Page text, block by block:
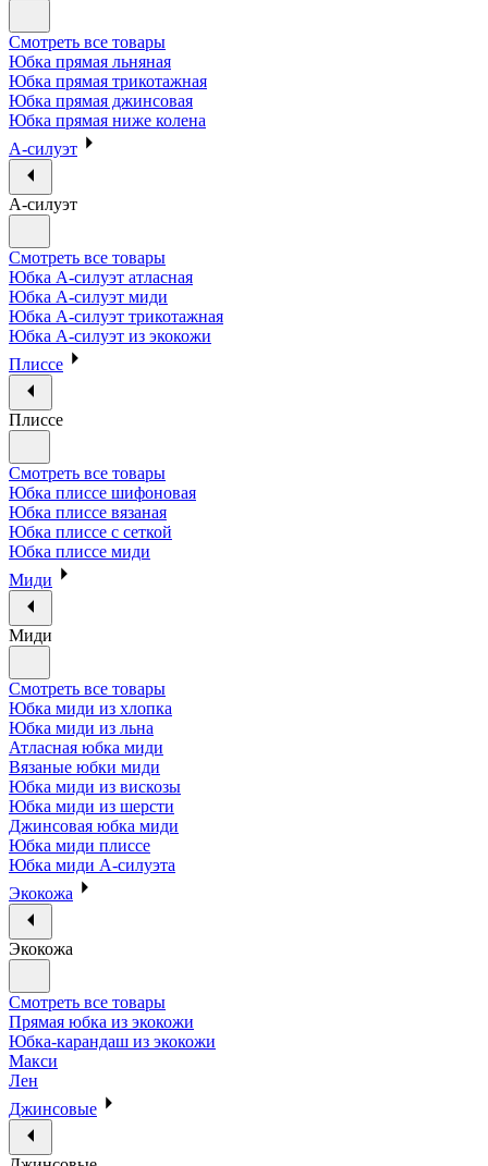
Смотреть все товары
Юбка прямая льняная
Юбка прямая трикотажная
Юбка прямая джинсовая
Юбка прямая ниже колена
А-силуэт
А-силуэт
Смотреть все товары
Юбка А-силуэт атласная
Юбка А-силуэт миди
Юбка А-силуэт трикотажная
Юбка А-силуэт из экокожи
Плиссе
Плиссе
Смотреть все товары
Юбка плиссе шифоновая
Юбка плиссе вязаная
Юбка плиссе с сеткой
Юбка плиссе миди
Миди
Миди
Смотреть все товары
Юбка миди из хлопка
Юбка миди из льна
Атласная юбка миди
Вязаные юбки миди
Юбка миди из вискозы
Юбка миди из шерсти
Джинсовая юбка миди
Юбка миди плиссе
Юбка миди А-силуэта
Экокожа
Экокожа
Смотреть все товары
Прямая юбка из экокожи
Юбка-карандаш из экокожи
Макси
Лен
Джинсовые